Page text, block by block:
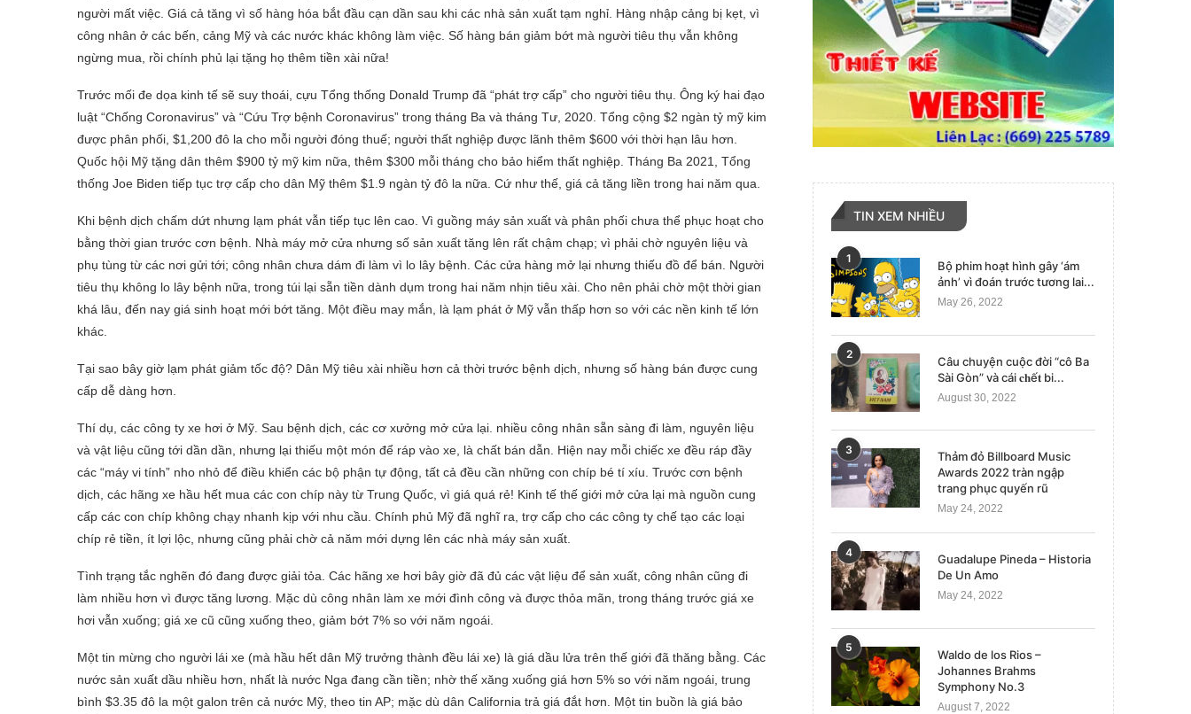
người mất việc. Giá cả tăng vì số hàng hóa bắt đầu cạn dần sau khi các nhà sản xuất tạm nghỉ. Hàng nhập cảng bị kẹt, vì
công nhân ở các bến, cảng Mỹ và các nước khác không làm việc. Số hàng bán giảm bớt mà người tiêu thụ vẫn không
ngừng mua, rồi chính phủ lại tặng họ thêm tiền xài nữa!
Trước mối đe dọa kinh tế sẽ suy thoái, cựu Tổng thống Donald Trump đã “phát trợ cấp” cho người tiêu thụ. Ông ký hai đạo
luật “Chống Coronavirus” và “Cứu Trợ bệnh Coronavirus” trong tháng Ba và tháng Tư, 2020. Tổng cộng $2 ngàn tỷ mỹ kim
được phân phối, $1,200 đô la cho mỗi người đóng thuế; người thất nghiệp được lãnh thêm $600 với thời hạn lâu hơn.
Quốc hội Mỹ tặng dân thêm $900 tỷ mỹ kim nữa, thêm $300 mỗi tháng cho bảo hiểm thất nghiệp. Tháng Ba 2021, Tổng
thống Joe Biden tiếp tục trợ cấp cho dân Mỹ thêm $1.9 ngàn tỷ đô la nữa. Cứ như thế, giá cả tăng liền trong hai năm qua.
Khi bệnh dịch chấm dứt nhưng lạm phát vẫn tiếp tục lên cao. Vì guồng máy sản xuất và phân phối chưa thể phục hoạt cho
bằng thời gian trước cơn bệnh. Nhà máy mở cửa nhưng số sản xuất tăng lên rất chậm chạp; vì phải chờ nguyên liệu và
phụ tùng từ các nơi gửi tới; công nhân chưa dám đi làm vì lo lây bệnh. Các cửa hàng mở lại nhưng thiếu đồ để bán. Người
tiêu thụ không lo lây bệnh nữa, trong túi lại sẵn tiền dành dụm trong hai năm nhịn tiêu xài. Cho nên phải chờ một thời gian
khá lâu, đến nay giá sinh hoạt mới bớt tăng. Một điều may mắn, là lạm phát ở Mỹ vẫn thấp hơn so với các nền kinh tế lớn
khác.
Tại sao bây giờ lạm phát giảm tốc độ? Dân Mỹ tiêu xài nhiều hơn cả thời trước bệnh dịch, nhưng số hàng bán được cung
cấp dễ dàng hơn.
Thí dụ, các công ty xe hơi ở Mỹ. Sau bệnh dịch, các cơ xưởng mở cửa lại. nhiều công nhân sẵn sàng đi làm, nguyên liệu
và vật liệu cũng tới dần dần, nhưng lại thiếu một món để ráp vào xe, là chất bán dẫn. Hiện nay mỗi chiếc xe đều ráp đầy
các “máy vi tính” nho nhỏ để điều khiển các bộ phận tự động, tất cả đều cần những con chíp bé tí xíu. Trước cơn bệnh
dịch, các hãng xe hầu hết mua các con chíp này từ Trung Quốc, vì giá quá rẻ! Kinh tế thế giới mở cửa lại mà nguồn cung
cấp các con chíp không chạy nhanh kịp với nhu cầu. Chính phủ Mỹ đã nghĩ ra, trợ cấp cho các công ty chế tạo các loại
chíp rẻ tiền, ít lợi lộc, nhưng cũng phải chờ cả năm mới dựng lên các nhà máy sản xuất.
Tình trạng tắc nghẽn đó đang được giải tỏa. Các hãng xe hơi bây giờ đã đủ các vật liệu để sản xuất, công nhân cũng đi
làm nhiều hơn vì được tăng lương. Mặc dù công nhân làm xe mới đình công và được thỏa mãn, trong tháng trước giá xe
hơi vẫn xuống; giá xe cũ cũng xuống theo, giảm bớt 7% so với năm ngoái.
Một tin mừng cho người lái xe (mà hầu hết dân Mỹ trưởng thành đều lái xe) là giá dầu lửa trên thế giới đã thăng bằng. Các
nước sản xuất dầu nhiều hơn, nhất là nước Nga đang cần tiền; nhờ thế xăng xuống giá hơn 5% so với năm ngoái, trung
bình $3.35 đô la một galon trên cả nước Mỹ, theo tin AP; mặc dù dân California trả giá đắt hơn. Một tin buồn là giá bảo
TIN XEM NHIỀU
1
Bộ phim hoạt hình gây ‘ám
ảnh’ vì đoán trước tương lai...
May 26, 2022
2
Câu chuyện cuộc đời “cô Ba
Sài Gòn” và cái 𝐜𝐡ế𝐭 bi...
August 30, 2022
3
Thảm đỏ Billboard Music
Awards 2022 tràn ngập
trang phục quyến rũ
May 24, 2022
4
Guadalupe Pineda – Historia
De Un Amo
May 24, 2022
5
Waldo de los Rios –
Johannes Brahms
Symphony No.3
August 7, 2022